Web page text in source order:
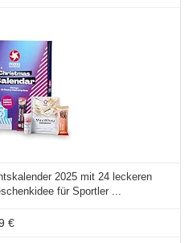
2025 mit 24 leckeren
für Sportler ...
€